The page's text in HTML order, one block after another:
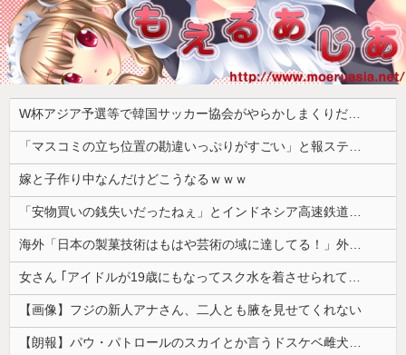
W杯アジア予選等で韓国サッカー協会がやらかしまくりだと発覚、「いきなり共同開催になったしな」と日韓共催の件に言及する声も……
「マスコミの立ち位置の勘違いっぷりがすごい」と報ステ大越キャスターの台詞に視聴者絶句、高市とトランプを同列視させようという思惑がひしひしと
嫁と子作り中なんだけどこうなるｗｗｗ
「安物買いの銭失いだったねぇ」とインドネシア高速鉄道の最終処分に日本側騒然、国家予算は使わないというと何が財源なんだ？
海外「日本の製菓技術はもはや芸術の域に達してる！」外国人が驚いた日本のお菓子の見た目とは・・・？【海外の反応】
女さん ｢アイドルが19歳にもなってスク水を着させられている！｣⇒結果ｗｗｗ
【画像】フジの新人アナさん、二人とも腋を見せてくれない
【朗報】パウ・パトロールのスカイとか言うドスケベ雌犬🐶ｗｗｗｗｗｗｗｗｗｗｗｗ